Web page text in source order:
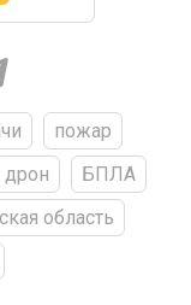
пожар
дрон
БПЛА
область